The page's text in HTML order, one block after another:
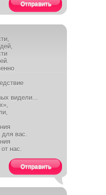
Отправить
видели...
для вас.
нас.
Отправить